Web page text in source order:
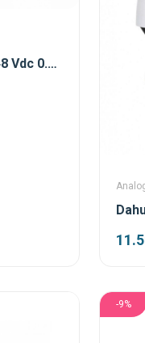
Mervesan Ms-4048 Vdc 0.83a 40w Smps Adaptör
-9%